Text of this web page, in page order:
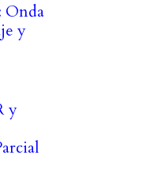
Onda
y
y